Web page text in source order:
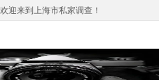
欢迎来到上海市私家调查！